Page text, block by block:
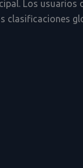
Los usuarios
clasificaciones